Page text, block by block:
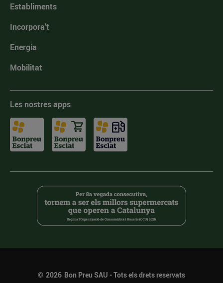
Establiments
Incorpora't
Energia
Mobilitat
Les nostres apps
© 2026 Bon Preu SAU - Tots els drets reservats